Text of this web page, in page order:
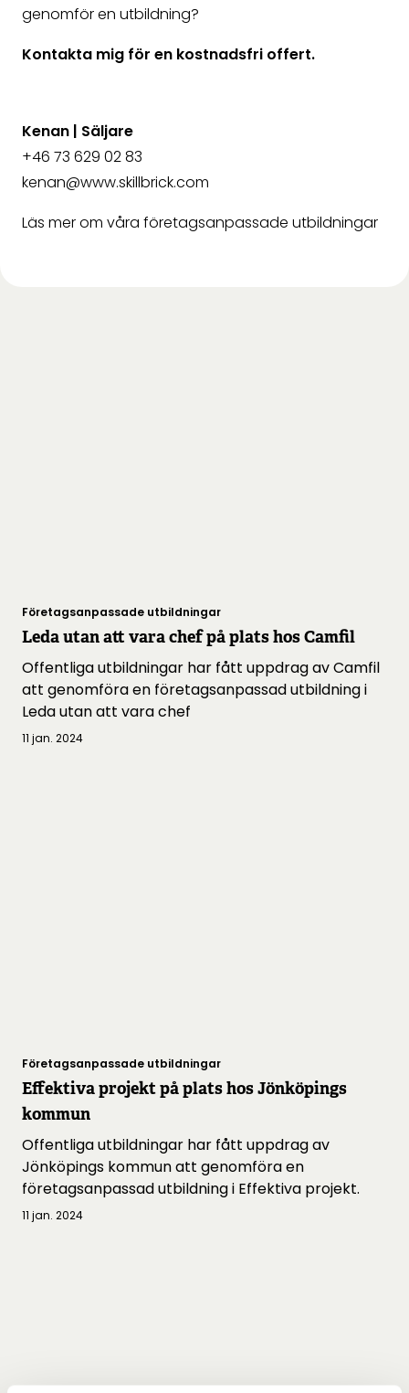
genomför en utbildning?
Kontakta mig för en kostnadsfri offert.
Kenan | Säljare
+46 73 629 02 83
kenan@www.skillbrick.com
Läs mer om våra företagsanpassade utbildningar
Företagsanpassade utbildningar
Leda utan att vara chef på plats hos Camfil
Offentliga utbildningar har fått uppdrag av Camfil
att genomföra en företagsanpassad utbildning i
Leda utan att vara chef
11 jan. 2024
Företagsanpassade utbildningar
Effektiva projekt på plats hos Jönköpings
kommun
Offentliga utbildningar har fått uppdrag av
Jönköpings kommun att genomföra en
företagsanpassad utbildning i Effektiva projekt.
11 jan. 2024